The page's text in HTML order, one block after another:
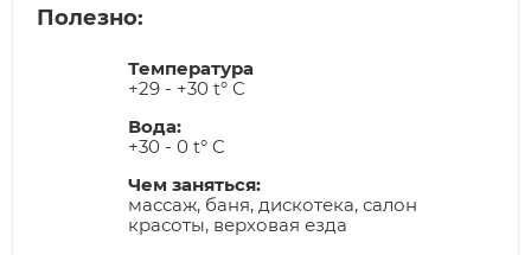
Полезно:
Температура
+29 - +30 t° C
Вода:
+30 - 0 t° C
Чем заняться:
массаж, баня, дискотека, салон
красоты, верховая езда